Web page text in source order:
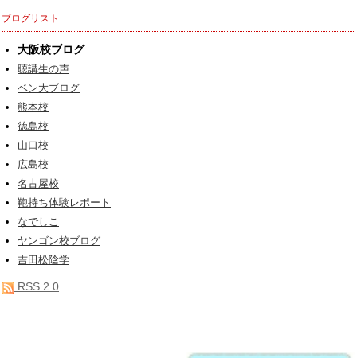
ブログリスト
大阪校ブログ
聴講生の声
ベン大ブログ
熊本校
徳島校
山口校
広島校
名古屋校
鞄持ち体験レポート
なでしこ
ヤンゴン校ブログ
吉田松陰学
RSS 2.0